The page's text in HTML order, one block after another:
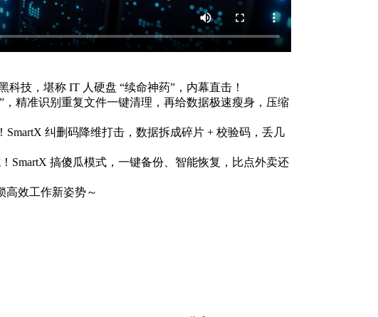
技，堪称 IT 人硬盘 “续命神药”，内幕直击！
，精准识别重复文件一键清理，再给数据极速瘦身，压缩
SmartX 纠删码降维打击，数据拆成碎片 + 校验码，丢几
SmartX 搞傻瓜模式，一键备份、智能恢复，比点外卖还
高效工作新姿势～